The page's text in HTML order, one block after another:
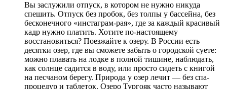
Вы заслужили отпуск, в котором не нужно никуда
спешить. Отпуск без пробок, без толпы у бассейна, без
бесконечного «инстаграм-рая», где за каждый красивый
кадр нужно платить. Хотите по-настоящему
восстановиться? Поезжайте к озеру. В России есть
десятки озер, где вы сможете забыть о городской суете:
можно плавать на лодке в полной тишине, наблюдать,
как солнце садится в воду, или просто сидеть с книгой
на песчаном берегу. Природа у озер лечит — без спа-
процедур и таблеток. Озеро Тургояк часто называют